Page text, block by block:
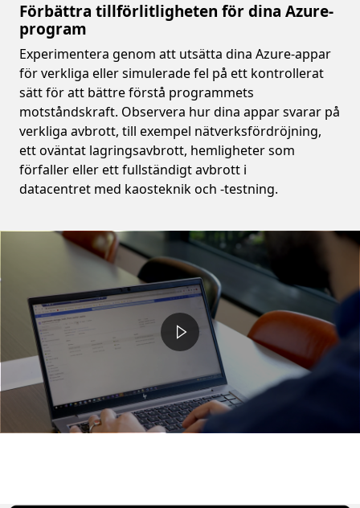
Förbättra tillförlitligheten för dina Azure-
program
Experimentera genom att utsätta dina Azure-appar
för verkliga eller simulerade fel på ett kontrollerat
sätt för att bättre förstå programmets
motståndskraft. Observera hur dina appar svarar på
verkliga avbrott, till exempel nätverksfördröjning,
ett oväntat lagringsavbrott, hemligheter som
förfaller eller ett fullständigt avbrott i
datacentret med kaosteknik och -testning.
Video container